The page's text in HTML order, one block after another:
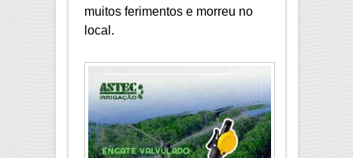
muitos ferimentos e morreu no
local.